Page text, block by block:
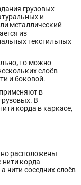
грузовых
и
металлический
из
текстильных
,то можно
слоёв
и боковой.
в
В
корда в каркасе,
расположены
нити корда
нити соседних слоёв